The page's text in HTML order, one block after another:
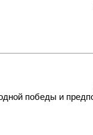
победы и